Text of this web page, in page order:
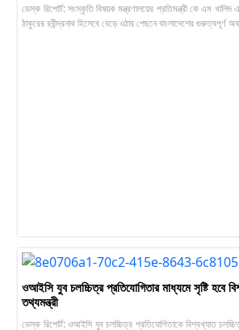
ডেস্ক রিপোর্ট: সংস্কৃতি বিষয়ক মন্ত্রণালয়ের প্রতিমন্ত্রী কে এম খালিদ
ঠাকুরের রবীন্দ্রনাথ হিসেবে বেড়ে ওঠার পেছনে বাংলাদেশের গুরুত্বপূর্ণ
ওআইসি যুব চলচ্চিত্র প্রতিযোগিতার মাধ্যমে সৃষ্টি হবে
তথ্যমন্ত্রী
ডেস্ক রিপোর্ট: ওআইসি যুব চলচ্চিত্র প্রতিযোগিতাকে বিশ্বখ্যাত